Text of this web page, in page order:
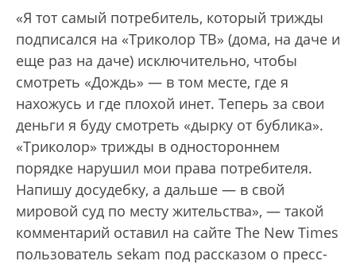
«Я тот самый потребитель, который трижды
подписался на «Триколор ТВ» (дома, на даче и
еще раз на даче) исключительно, чтобы
смотреть «Дождь» — в том месте, где я
нахожусь и где плохой инет. Теперь за свои
деньги я буду смотреть «дырку от бублика».
«Триколор» трижды в одностороннем
порядке нарушил мои права потребителя.
Напишу досудебку, а дальше — в свой
мировой суд по месту жительства», — такой
комментарий оставил на сайте The New Times
пользователь sekam под рассказом о пресс-